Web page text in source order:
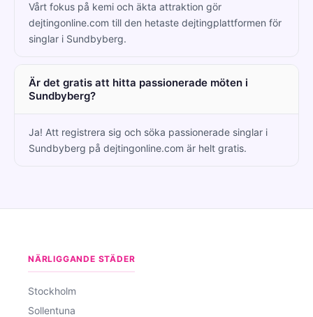
Vårt fokus på kemi och äkta attraktion gör
dejtingonline.com till den hetaste dejtingplattformen för
singlar i Sundbyberg.
Är det gratis att hitta passionerade möten i
Sundbyberg?
Ja! Att registrera sig och söka passionerade singlar i
Sundbyberg på dejtingonline.com är helt gratis.
NÄRLIGGANDE STÄDER
Stockholm
Sollentuna